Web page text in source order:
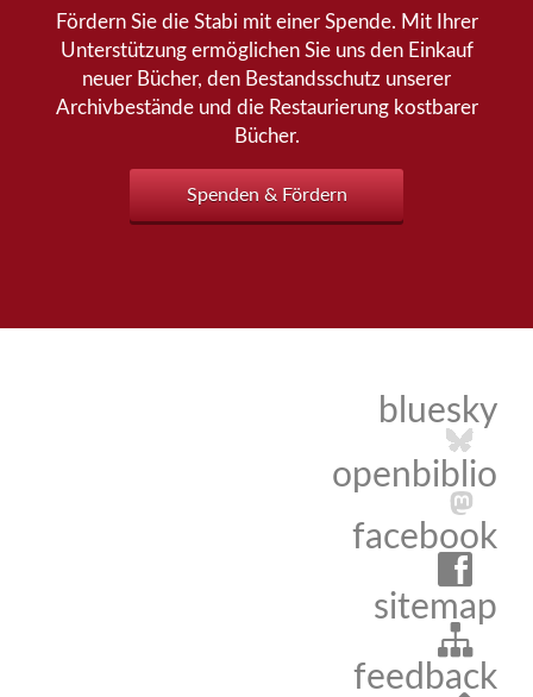
Fördern Sie die Stabi mit einer Spende. Mit Ihrer
Unterstützung ermöglichen Sie uns den Einkauf
neuer Bücher, den Bestandsschutz unserer
Archivbestände und die Restaurierung kostbarer
Bücher.
Spenden & Fördern
bluesky
openbiblio
facebook
sitemap
feedback